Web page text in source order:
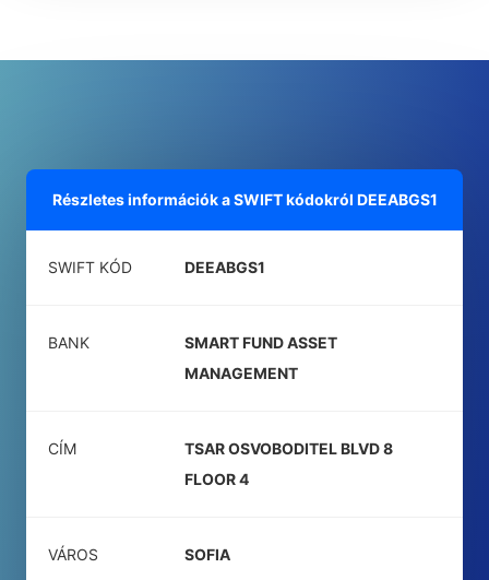
Részletes információk a SWIFT kódokról DEEABGS1
SWIFT KÓD DEEABGS1
BANK
SMART FUND ASSET
MANAGEMENT
CÍM
TSAR OSVOBODITEL BLVD 8
FLOOR 4
VÁROS SOFIA